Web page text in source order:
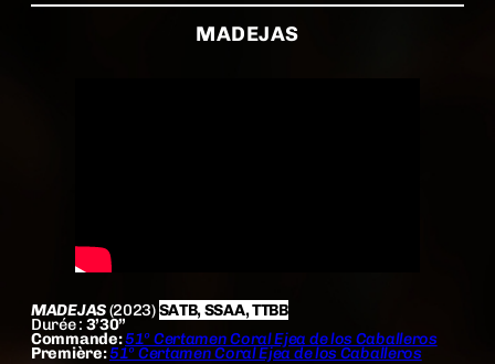
MADEJAS
MADEJAS(2023)SATB, SSAA, TTBB
Durée : 3’30”
Commande:51º Certamen Coral Ejea de los Caballeros
Première:51º Certamen Coral Ejea de los Caballeros